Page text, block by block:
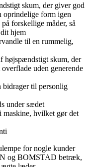
skum, der giver god
oprindelige form igen
forskellige måder, så
hjem
til en rummelig,
højspændstigt skum, der
uden generende
bidrager til personlig
under sædet
maskine, hvilket gør det
for nogle kunder
og BOMSTAD betræk,